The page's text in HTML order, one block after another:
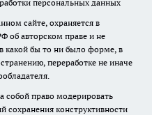
персональных данных
сайте, охраняется в
об авторском праве и не
какой бы то ни было форме, в
переработке не иначе
собой право модерировать
сохранения конструктивности